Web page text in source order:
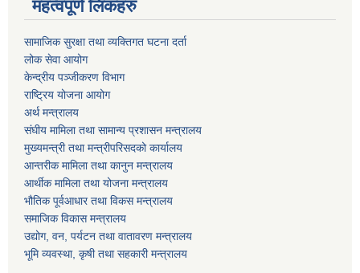
महत्वपूर्ण लिंकहरु
सामाजिक सुरक्षा तथा व्यक्तिगत घटना दर्ता
लोक सेवा आयोग
केन्द्रीय पञ्जीकरण विभाग
राष्ट्रिय योजना आयोग
अर्थ मन्त्रालय
संघीय मामिला तथा सामान्य प्रशासन मन्त्रालय
मुख्यमन्त्री तथा मन्त्रीपरिसदको कार्यालय
आन्तरीक मामिला तथा कानुन मन्त्रालय
आर्थीक मामिला तथा योजना मन्त्रालय
भौतिक पूर्वआधार तथा विकस मन्त्रालय
समाजिक विकास मन्त्रालय
उद्योग, वन, पर्यटन तथा वातावरण मन्त्रालय
भूमि व्यवस्था, कृषी तथा सहकारी मन्त्रालय